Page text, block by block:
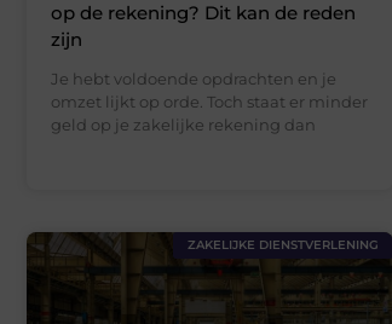
op de rekening? Dit kan de reden
zijn
Je hebt voldoende opdrachten en je
omzet lijkt op orde. Toch staat er minder
geld op je zakelijke rekening dan
ZAKELIJKE DIENSTVERLENING